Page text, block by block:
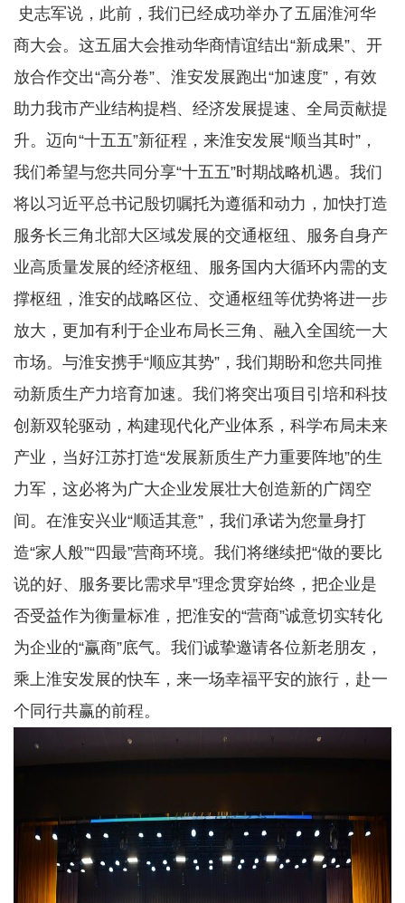
史志军说，此前，我们已经成功举办了五届淮河华
商大会。这五届大会推动华商情谊结出“新成果”、开
放合作交出“高分卷”、淮安发展跑出“加速度”，有效
助力我市产业结构提档、经济发展提速、全局贡献提
升。迈向“十五五”新征程，来淮安发展“顺当其时”，
我们希望与您共同分享“十五五”时期战略机遇。我们
将以习近平总书记殷切嘱托为遵循和动力，加快打造
服务长三角北部大区域发展的交通枢纽、服务自身产
业高质量发展的经济枢纽、服务国内大循环内需的支
撑枢纽，淮安的战略区位、交通枢纽等优势将进一步
放大，更加有利于企业布局长三角、融入全国统一大
市场。与淮安携手“顺应其势”，我们期盼和您共同推
动新质生产力培育加速。我们将突出项目引培和科技
创新双轮驱动，构建现代化产业体系，科学布局未来
产业，当好江苏打造“发展新质生产力重要阵地”的生
力军，这必将为广大企业发展壮大创造新的广阔空
间。在淮安兴业“顺适其意”，我们承诺为您量身打
造“家人般”“四最”营商环境。我们将继续把“做的要比
说的好、服务要比需求早”理念贯穿始终，把企业是
否受益作为衡量标准，把淮安的“营商”诚意切实转化
为企业的“赢商”底气。我们诚挚邀请各位新老朋友，
乘上淮安发展的快车，来一场幸福平安的旅行，赴一
个同行共赢的前程。